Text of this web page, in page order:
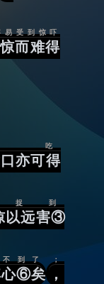
而难得
受到惊吓
亦可得
以远害③
到
⑥矣
到了
，
；